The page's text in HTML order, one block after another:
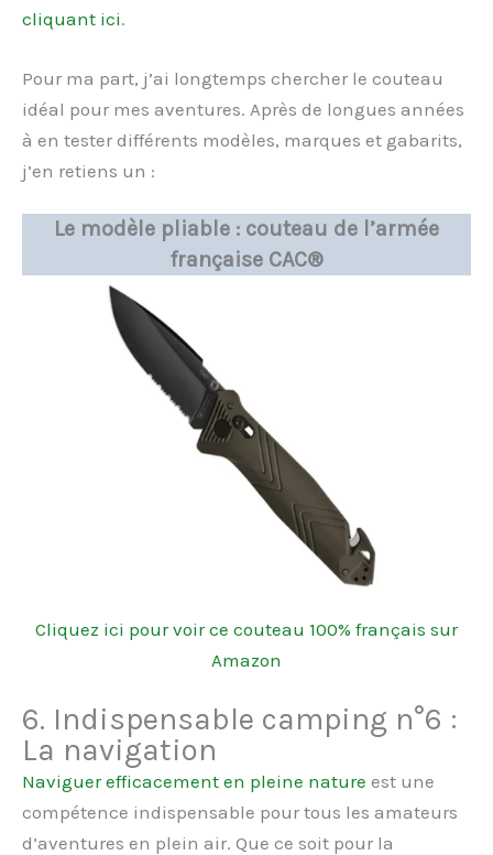
cliquant ici.
Pour ma part, j’ai longtemps chercher le couteau
idéal pour mes aventures. Après de longues années
à en tester différents modèles, marques et gabarits,
j’en retiens un :
Le modèle pliable : couteau de l’armée
française CAC®
Cliquez ici pour voir ce couteau 100% français sur
Amazon
6. Indispensable camping n°6 :
La navigation
Naviguer efficacement en pleine nature est une
compétence indispensable pour tous les amateurs
d’aventures en plein air. Que ce soit pour la